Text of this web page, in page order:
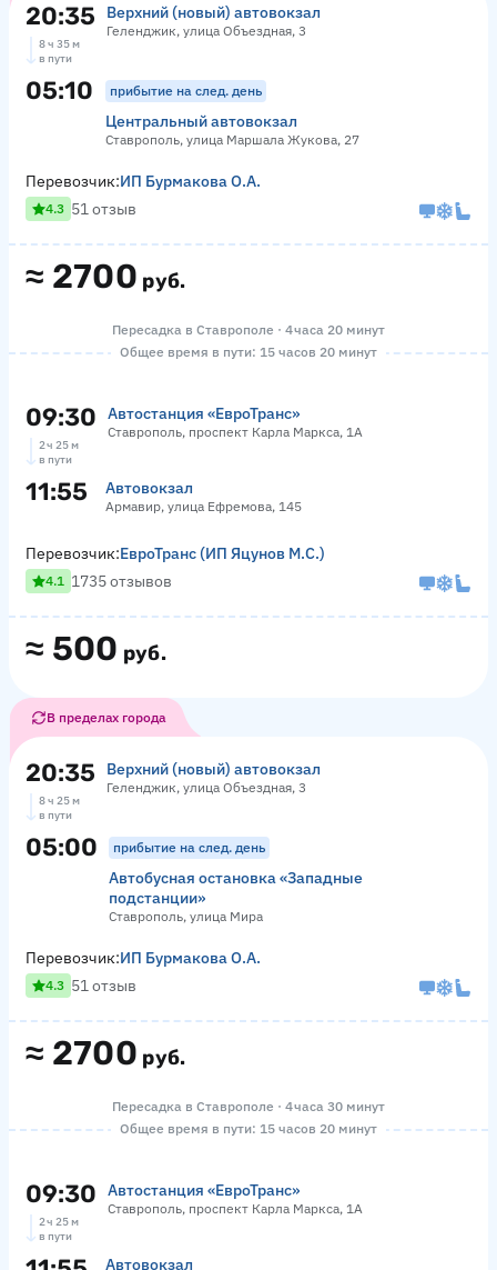
20:35 Верхний (новый) автовокзал
Геленджик, улица Объездная, 3
8 ч 35 м
в пути
05:10 прибытие на след. день
Центральный автовокзал
Ставрополь, улица Маршала Жукова, 27
≈ 2700 руб.
Перевозчик:ИП Бурмакова О.А.
4.3 51 отзыв
Пересадка в Ставрополе · 4 часа 20 минут
Общее время в пути: 15 часов 20 минут
09:30 Автостанция «ЕвроТранс»
Ставрополь, проспект Карла Маркса, 1А
2 ч 25 м
в пути
11:55 Автовокзал
Армавир, улица Ефремова, 145
≈ 500 руб.
Перевозчик:ЕвроТранс (ИП Яцунов М.С.)
4.1 1735 отзывов
В пределах города
20:35 Верхний (новый) автовокзал
Геленджик, улица Объездная, 3
8 ч 25 м
в пути
05:00 прибытие на след. день
Автобусная остановка «Западные
подстанции»
Ставрополь, улица Мира
≈ 2700 руб.
Перевозчик:ИП Бурмакова О.А.
4.3 51 отзыв
Пересадка в Ставрополе · 4 часа 30 минут
Общее время в пути: 15 часов 20 минут
09:30 Автостанция «ЕвроТранс»
Ставрополь, проспект Карла Маркса, 1А
2 ч 25 м
в пути
Автовокзал